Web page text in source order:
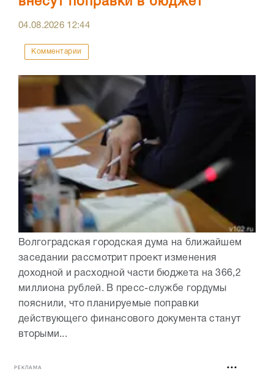
04.08.2026 12:44
Комментарии
Волгоградская городская дума на ближайшем
заседании рассмотрит проект изменения
доходной и расходной части бюджета на 366,2
миллиона рублей. В пресс-службе гордумы
пояснили, что планируемые поправки
действующего финансового документа станут
вторыми...
РЕКЛАМА